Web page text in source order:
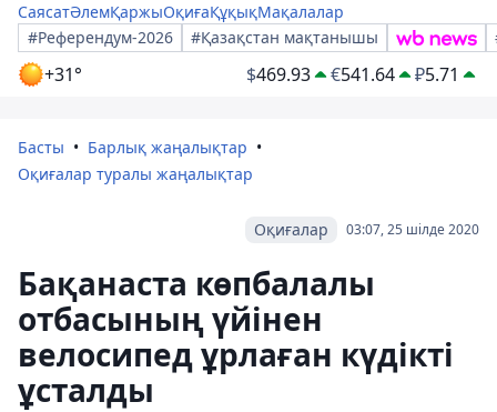
СаясатӘлемҚаржыОқиғаҚұқықМақалалар
#Референдум-2026
#Қазақстан мақтанышы
+31° $469.93 €541.64 ₽5.71
Басты
Барлық жаңалықтар
Оқиғалар туралы жаңалықтар
03:07, 25 шілде 2020
Оқиғалар
Бақанаста көпбалалы
отбасының үйінен
велосипед ұрлаған күдікті
ұсталды